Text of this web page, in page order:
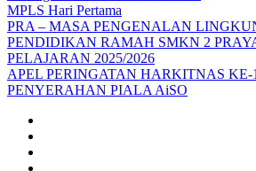
MPLS Hari Pertama
PRA – MASA PENGENALAN
PENDIDIKAN RAMAH SMKN 2
PELAJARAN 2025/2026
APEL PERINGATAN HARKITNAS KE-
PENYERAHAN PIALA AiSO